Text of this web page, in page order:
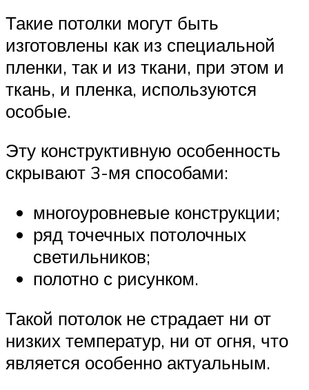
Такие потолки могут быть
изготовлены как из специальной
пленки, так и из ткани, при этом и
ткань, и пленка, используются
особые.
Эту конструктивную особенность
скрывают 3-мя способами:
многоуровневые конструкции;
ряд точечных потолочных
светильников;
полотно с рисунком.
Такой потолок не страдает ни от
низких температур, ни от огня, что
является особенно актуальным.